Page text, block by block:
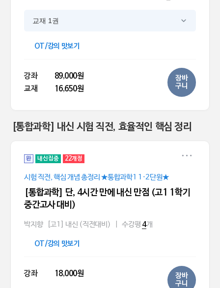
교재 1권
OT/강의 맛보기
강좌
89,000원
교재
16,650원
장바
구니
[통합과학] 내신 시험 직전, 효율적인 핵심 정리
완 내신집중 22개정
시험 직전, 핵심 개념 총정리 ★통합과학1 1·2단원★
[통합과학] 단, 4시간 만에 내신 만점 (고1 1학기
중간고사 대비)
박지향 [고1] 내신 (직전대비) 수강평 4개
OT/강의 맛보기
강좌 18,000원
장바
구니